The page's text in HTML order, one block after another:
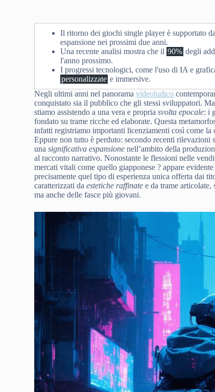
Il ritorno dei giochi single player è supportato
espansione nei prossimi due anni.
Una recente analisi mostra che il 90% degli
l'anno prossimo.
I progressi tecnologici, come l'uso di IA e
personalizzate e immersive.
Negli ultimi anni nel panoramavideoludico
conquistato sia il pubblico che gli stessi sviluppatori.
stiamo assistendo a una vera e propriasvolta epocale: i
fondato su trame ricche ed elaborate. Questa
infatti registriamo importanti licenziamenti così come
Eppure non tutto è perduto: secondo recenti rilevazioni
unasignificativa espansione nell’ambito della
al racconto narrativo. Nonostante le flessioni nelle
mercati vitali come quello giapponese ? appare
precisamente quel tipo di esperienza unica offerta dai
caratterizzati daestetiche raffinate e da trame
ma anche delle fasce più giovani.